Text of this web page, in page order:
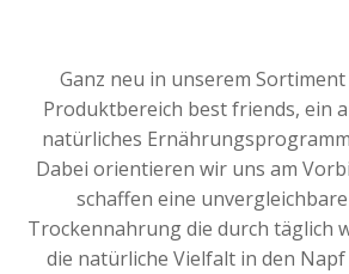
Ganz neu in unserem Sortiment
Produktbereich best friends, ein
natürliches
Dabei orientieren wir uns am
schaffen eine
Trockennahrung die durch täglich
die natürliche Vielfalt in den